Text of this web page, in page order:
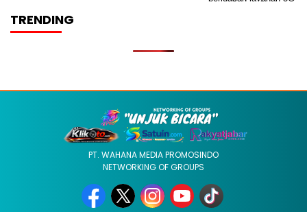
TRENDING
PT. WAHANA MEDIA PROMOSINDO
NETWORKING OF GROUPS